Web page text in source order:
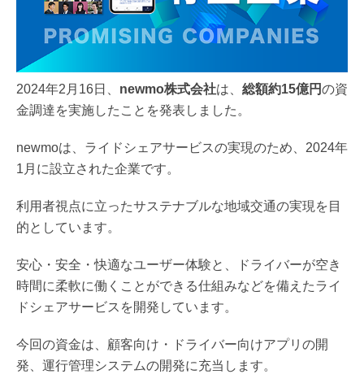
2024年2月16日、 newmo株式会社は、 総額約15億円の資
金調達を実施したことを発表しました。
newmoは、ライドシェアサービスの実現のため、2024年
1月に設立された企業です。
利用者視点に立ったサステナブルな地域交通の実現を目
的としています。
安心・安全・快適なユーザー体験と、ドライバーが空き
時間に柔軟に働くことができる仕組みなどを備えたライ
ドシェアサービスを開発しています。
今回の資金は、顧客向け・ドライバー向けアプリの開
発、運行管理システムの開発に充当します。